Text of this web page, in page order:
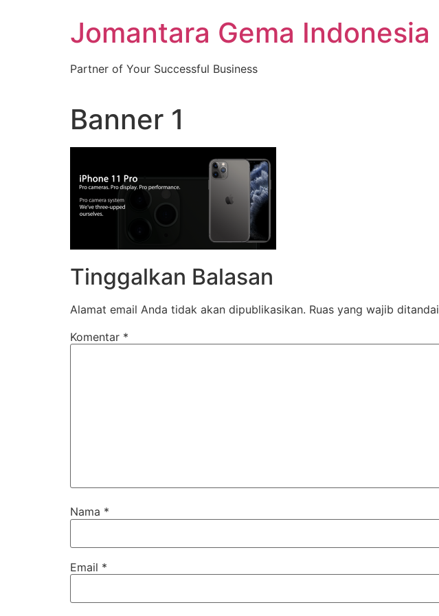
Jomantara Gema Indonesia
Partner of Your Successful Business
Banner 1
Tinggalkan Balasan
Alamat email Anda tidak akan dipublikasikan. Ruas yang wajib ditandai
Komentar *
Nama *
Email *